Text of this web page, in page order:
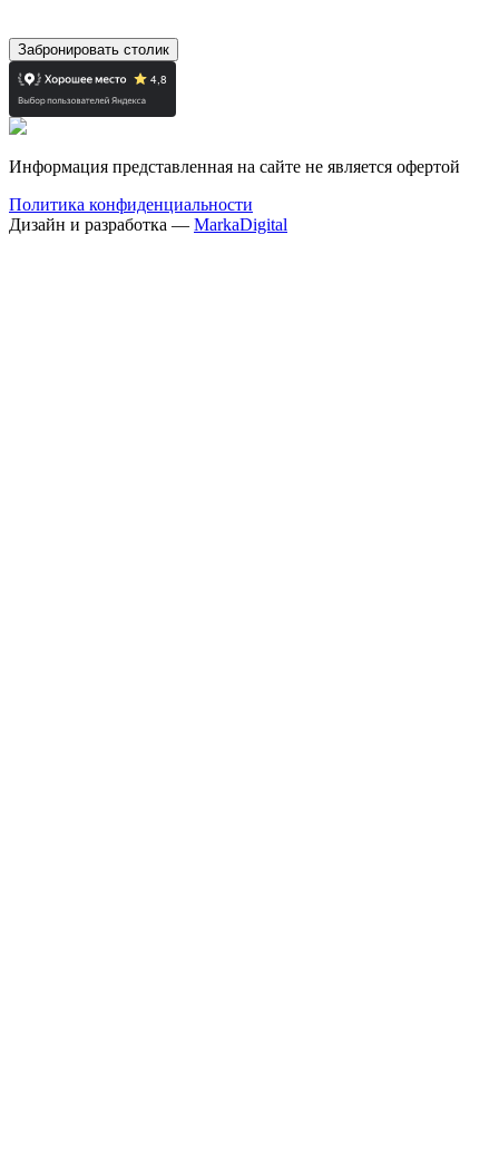
Забронировать столик
Информация представленная на сайте не является офертой
Политика конфиденциальности
Дизайн и разработка — MarkaDigital